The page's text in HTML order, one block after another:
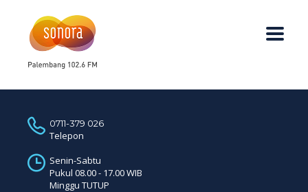
0711-379 026
Telepon
Senin-Sabtu
Pukul 08.00 - 17.00 WIB
Minggu TUTUP